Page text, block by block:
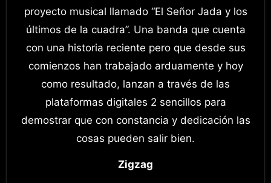
proyecto musical llamado “El Señor Jada y los
últimos de la cuadra”. Una banda que cuenta
con una historia reciente pero que desde sus
comienzos han trabajado arduamente y hoy
como resultado, lanzan a través de las
plataformas digitales 2 sencillos para
demostrar que con constancia y dedicación las
cosas pueden salir bien.
Zigzag